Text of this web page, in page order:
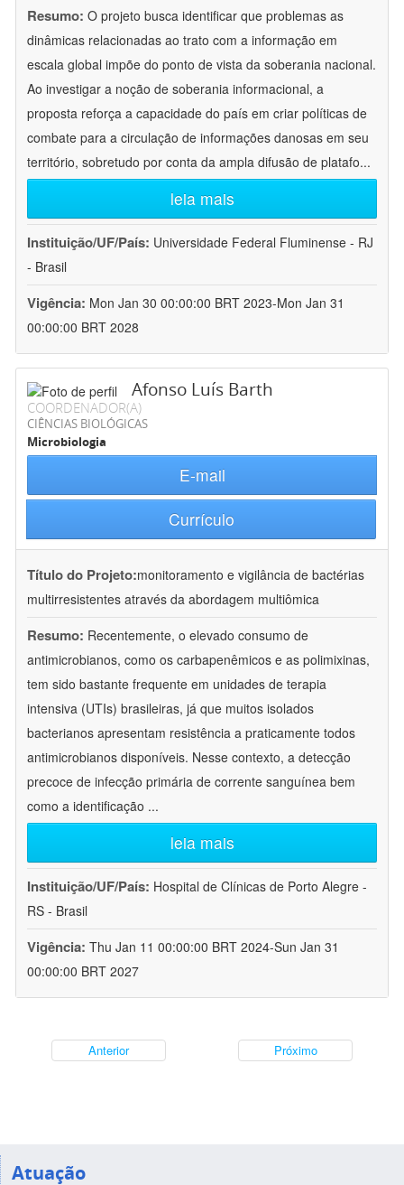
Resumo: O projeto busca identificar que problemas as
dinâmicas relacionadas ao trato com a informação em
escala global impõe do ponto de vista da soberania nacional.
Ao investigar a noção de soberania informacional, a
proposta reforça a capacidade do país em criar políticas de
combate para a circulação de informações danosas em seu
território, sobretudo por conta da ampla difusão de platafo...
leia mais
Instituição/UF/País: Universidade Federal Fluminense - RJ
- Brasil
Vigência: Mon Jan 30 00:00:00 BRT 2023-Mon Jan 31
00:00:00 BRT 2028
Afonso Luís Barth
COORDENADOR(A)
CIÊNCIAS BIOLÓGICAS
Microbiologia
E-mail
Currículo
Título do Projeto:monitoramento e vigilância de bactérias
multirresistentes através da abordagem multiômica
Resumo: Recentemente, o elevado consumo de
antimicrobianos, como os carbapenêmicos e as polimixinas,
tem sido bastante frequente em unidades de terapia
intensiva (UTIs) brasileiras, já que muitos isolados
bacterianos apresentam resistência a praticamente todos
antimicrobianos disponíveis. Nesse contexto, a detecção
precoce de infecção primária de corrente sanguínea bem
como a identificação ...
leia mais
Instituição/UF/País: Hospital de Clínicas de Porto Alegre -
RS - Brasil
Vigência: Thu Jan 11 00:00:00 BRT 2024-Sun Jan 31
00:00:00 BRT 2027
Anterior Próximo
Atuação